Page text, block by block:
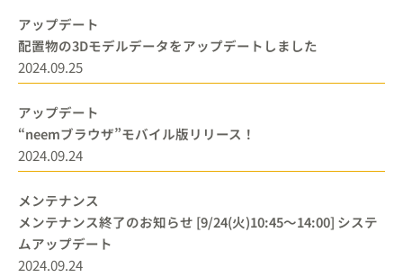
アップデート
配置物の3Dモデルデータをアップデートしました
2024.09.25
アップデート
“neemブラウザ”モバイル版リリース！
2024.09.24
メンテナンス
メンテナンス終了のお知らせ [9/24(火)10:45～14:00] システ
ムアップデート
2024.09.24